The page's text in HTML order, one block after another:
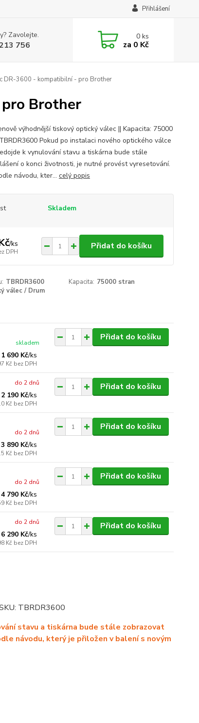
Přihlášení
Zavolejte.
756
0ks
za 0 Kč
DR-3600 - kompatibilní - pro Brother
Brother
výhodnější tiskový optický válec || Kapacita: 75000
Pokud po instalaci nového optického válce
k vynulování stavu a tiskárna bude stále
o konci životnosti, je nutné provést vyresetování.
návodu, kter... celý popis
Skladem
/ks
DPH
Přidat do košíku
TBRDR3600 Kapacita: 75000 stran
válec / Drum
1 690 Kč/ks
Kč bez DPH
skladem
Přidat do košíku
2 190 Kč/ks
Kč bez DPH
do 2 dnů Přidat do košíku
3 890 Kč/ks
Kč bez DPH
do 2 dnů
Přidat do košíku
4 790 Kč/ks
Kč bez DPH
do 2 dnů
Přidat do košíku
6 290 Kč/ks
Kč bez DPH
do 2 dnů Přidat do košíku
TBRDR3600
stavu a tiskárna bude stále zobrazovat
návodu, který je přiložen v balení s novým